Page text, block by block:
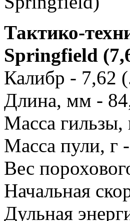
Тактико-
Springfield
Калибр - 7,62
Длина, мм -
Масса
Масса пули, г
Вес
Начальная
Дульная